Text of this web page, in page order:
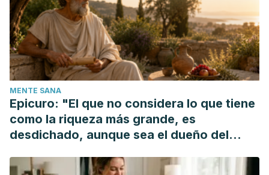
MENTE SANA
Epicuro: "El que no considera lo que tiene
como la riqueza más grande, es
desdichado, aunque sea el dueño del